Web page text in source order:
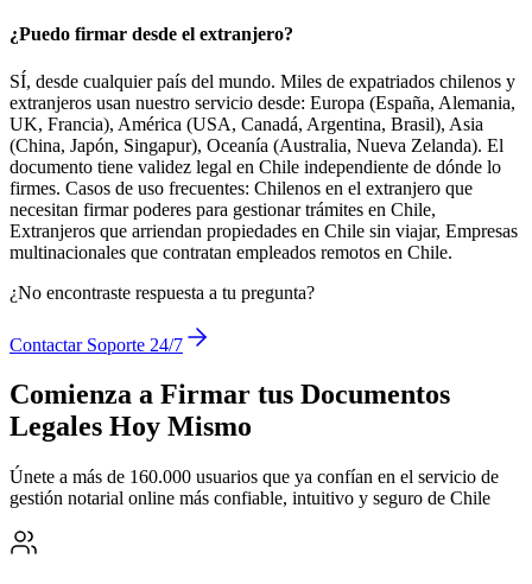
¿Puedo firmar desde el extranjero?
SÍ, desde cualquier país del mundo. Miles de expatriados chilenos y
extranjeros usan nuestro servicio desde: Europa (España, Alemania,
UK, Francia), América (USA, Canadá, Argentina, Brasil), Asia
(China, Japón, Singapur), Oceanía (Australia, Nueva Zelanda). El
documento tiene validez legal en Chile independiente de dónde lo
firmes. Casos de uso frecuentes: Chilenos en el extranjero que
necesitan firmar poderes para gestionar trámites en Chile,
Extranjeros que arriendan propiedades en Chile sin viajar, Empresas
multinacionales que contratan empleados remotos en Chile.
¿No encontraste respuesta a tu pregunta?
Contactar Soporte 24/7
Comienza a Firmar tus Documentos
Legales Hoy Mismo
Únete a más de 160.000 usuarios que ya confían en el servicio de
gestión notarial online más confiable, intuitivo y seguro de Chile